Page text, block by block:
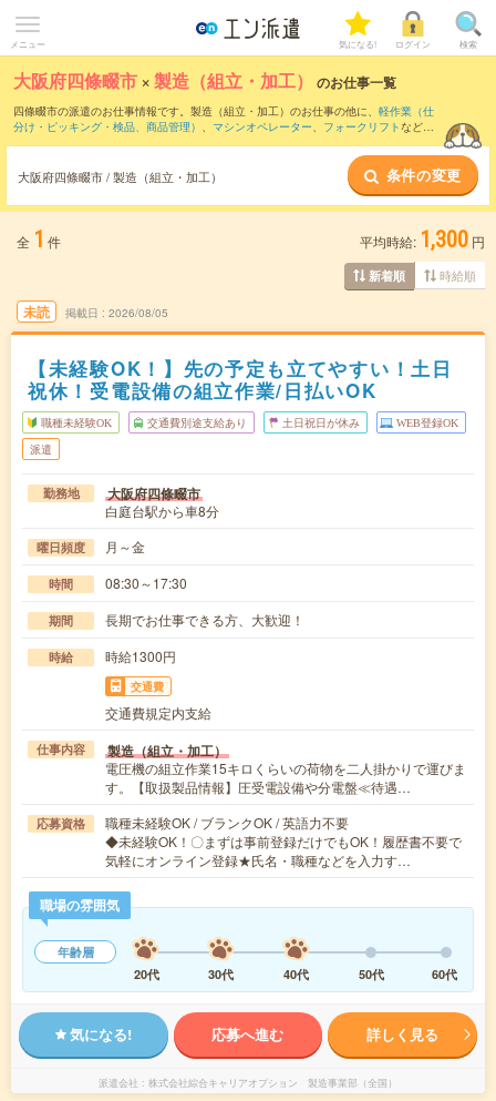
メニュー 気になる! ログイン 検索
大阪府四條畷市 ×製造（組立・加工） のお仕事一覧
四條畷市の派遣のお仕事情報です。製造（組立・加工）のお仕事の他に、 軽作業（仕
分け・ピッキング・検品、商品管理） 、 マシンオペレーター、 フォークリフトなどを
製造（組立・加工）のお仕事とは？と
は？
大阪府四條畷市 / 製造（組立・加工） 条件の変更
全 1 件 平均時給: 1,300 円
新着順 時給順
未読 掲載日 2026/08/05
【未経験OK！】先の予定も立てやすい！土日
祝休！受電設備の組立作業/日払いOK
職種未経験OK 交通費別途支給あり 土日祝日が休み WEB登録OK
派遣
勤務地 大阪府四條畷市
白庭台駅から車8分
曜日頻度 月～金
時間 08:30～17:30
期間 長期でお仕事できる方、大歓迎！
時給 時給1300円
交通費
交通費規定内支給
仕事内容 製造（組立・加工）
電圧機の組立作業15キロくらいの荷物を二人掛かりで運びま
す。【取扱製品情報】圧受電設備や分電盤≪待遇…
応募資格
職種未経験OK / ブランクOK / 英語力不要
◆未経験OK！〇まずは事前登録だけでもOK！履歴書不要で
気軽にオンライン登録★氏名・職種などを入力す…
職場の雰囲気
年齢層
20代
30代 40代 50代 60代
気になる! 応募へ進む 詳しく見る
派遣会社 株式会社綜合キャリアオプション 製造事業部（全国）